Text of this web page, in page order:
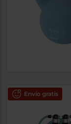
Envío gratis